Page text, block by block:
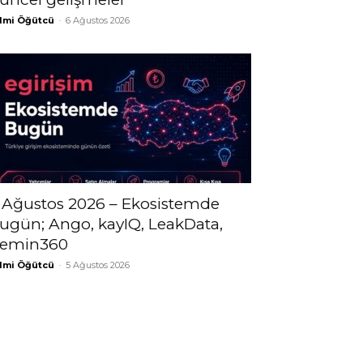
Öğütcü - 6 Ağustos 2026
2026 – Ekosistemde
Ango, kayIQ, LeakData,
Öğütcü - 5 Ağustos 2026